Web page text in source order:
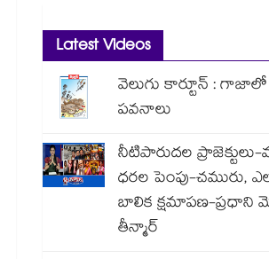
Latest Videos
వెలుగు కార్టూన్ :
పవనాలు
నీటిపారుదల
ధరల పెంపు-చమురు,
బాలిక క్షమాపణ-ప్రధాని
తీన్మార్